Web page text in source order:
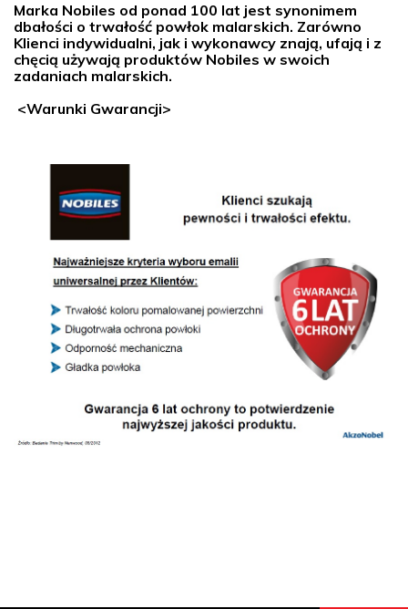
Marka Nobiles od ponad 100 lat jest synonimem
dbałości o trwałość powłok malarskich. Zarówno
Klienci indywidualni, jak i wykonawcy znają, ufają i z
chęcią używają produktów Nobiles w swoich
zadaniach malarskich.
<Warunki Gwarancji>